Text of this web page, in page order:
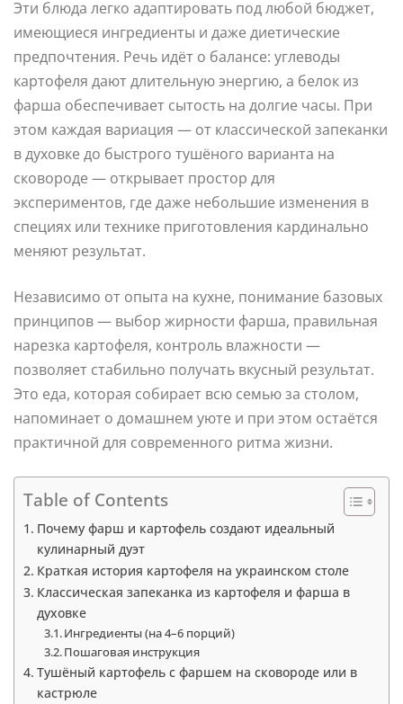
Эти блюда легко адаптировать под любой бюджет,
имеющиеся ингредиенты и даже диетические
предпочтения. Речь идёт о балансе: углеводы
картофеля дают длительную энергию, а белок из
фарша обеспечивает сытость на долгие часы. При
этом каждая вариация — от классической запеканки
в духовке до быстрого тушёного варианта на
сковороде — открывает простор для
экспериментов, где даже небольшие изменения в
специях или технике приготовления кардинально
меняют результат.
Независимо от опыта на кухне, понимание базовых
принципов — выбор жирности фарша, правильная
нарезка картофеля, контроль влажности —
позволяет стабильно получать вкусный результат.
Это еда, которая собирает всю семью за столом,
напоминает о домашнем уюте и при этом остаётся
практичной для современного ритма жизни.
Table of Contents
Почему фарш и картофель создают идеальный
кулинарный дуэт
Краткая история картофеля на украинском столе
Классическая запеканка из картофеля и фарша в
духовке
Ингредиенты (на 4–6 порций)
Пошаговая инструкция
Тушёный картофель с фаршем на сковороде или в
кастрюле